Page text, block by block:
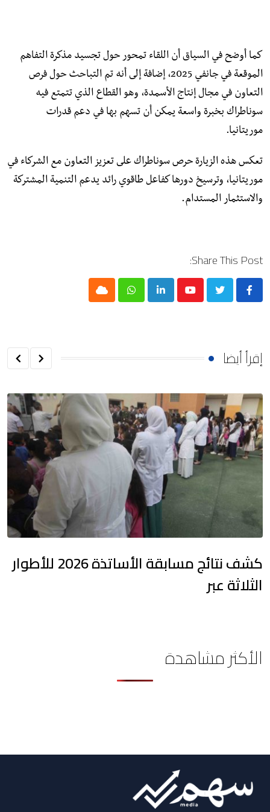
كما أوضح في السياق أن اللقاء تمحور حول تجسيد مذكرة التفاهم
الموقعة في جانفي 2025، إضافة إلى أنه تم التباحث حول فرص
التعاون في مجال إنتاج الأسمدة، وهو القطاع الذي تتمتع فيه
سوناطراك بخبرة واسعة يمكن أن تسهم بها في دعم قدرات
موريتانيا.
تعكس هذه الزيارة حرص سوناطراك على تعزيز التعاون مع الشركاء في
موريتانيا، وترسيخ دورها كفاعل طاقوي رائد يدعم التنمية المشتركة
والاستثمار المستدام.
Share This Post:
Youtube
LinkedIn
Whatsapp
Cloud
إقرأ أيضا
كشف نتائج مسابقة الأساتذة 2026 للأطوار
الثلاثة عبر
الأكثر مشاهدة